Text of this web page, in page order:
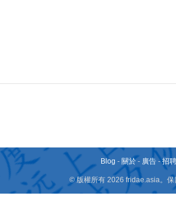
Blog - 關於 - 廣告 -招
© 版權所有 2026 fridae.asia。